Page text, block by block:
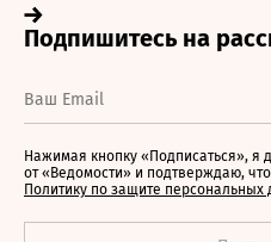
Нажимая кнопку «Подписаться», я
от «Ведомости» и подтверждаю,
Политику по защите персональных